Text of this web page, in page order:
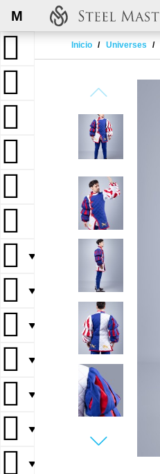
M
Inicio Universes
▼
▼
▼
▼
▼
▼
▼